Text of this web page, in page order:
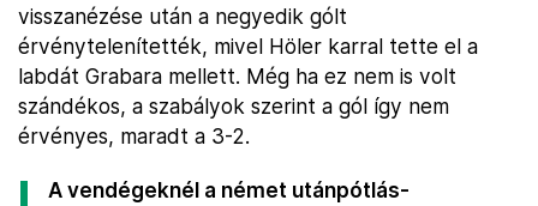
visszanézése után a negyedik gólt
érvénytelenítették, mivel Höler karral tette el a
labdát Grabara mellett. Még ha ez nem is volt
szándékos, a szabályok szerint a gól így nem
érvényes, maradt a 3-2.
A vendégeknél a német utánpótlás-